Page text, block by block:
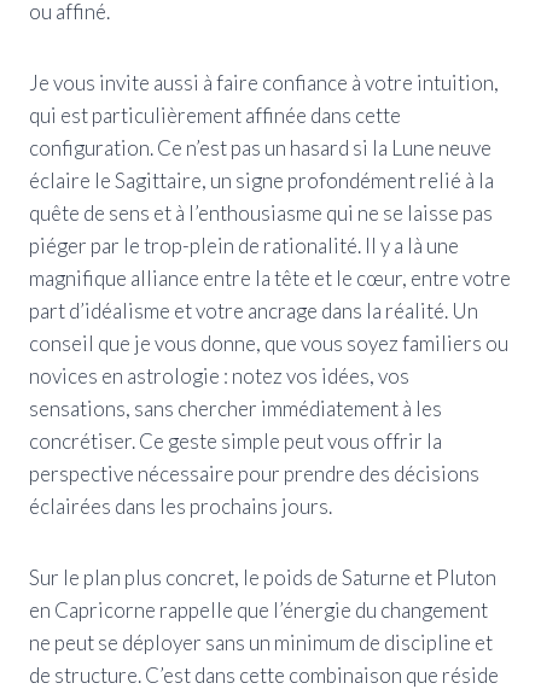
ou affiné.
Je vous invite aussi à faire confiance à votre intuition,
qui est particulièrement affinée dans cette
configuration. Ce n’est pas un hasard si la Lune neuve
éclaire le Sagittaire, un signe profondément relié à la
quête de sens et à l’enthousiasme qui ne se laisse pas
piéger par le trop-plein de rationalité. Il y a là une
magnifique alliance entre la tête et le cœur, entre votre
part d’idéalisme et votre ancrage dans la réalité. Un
conseil que je vous donne, que vous soyez familiers ou
novices en astrologie : notez vos idées, vos
sensations, sans chercher immédiatement à les
concrétiser. Ce geste simple peut vous offrir la
perspective nécessaire pour prendre des décisions
éclairées dans les prochains jours.
Sur le plan plus concret, le poids de Saturne et Pluton
en Capricorne rappelle que l’énergie du changement
ne peut se déployer sans un minimum de discipline et
de structure. C’est dans cette combinaison que réside